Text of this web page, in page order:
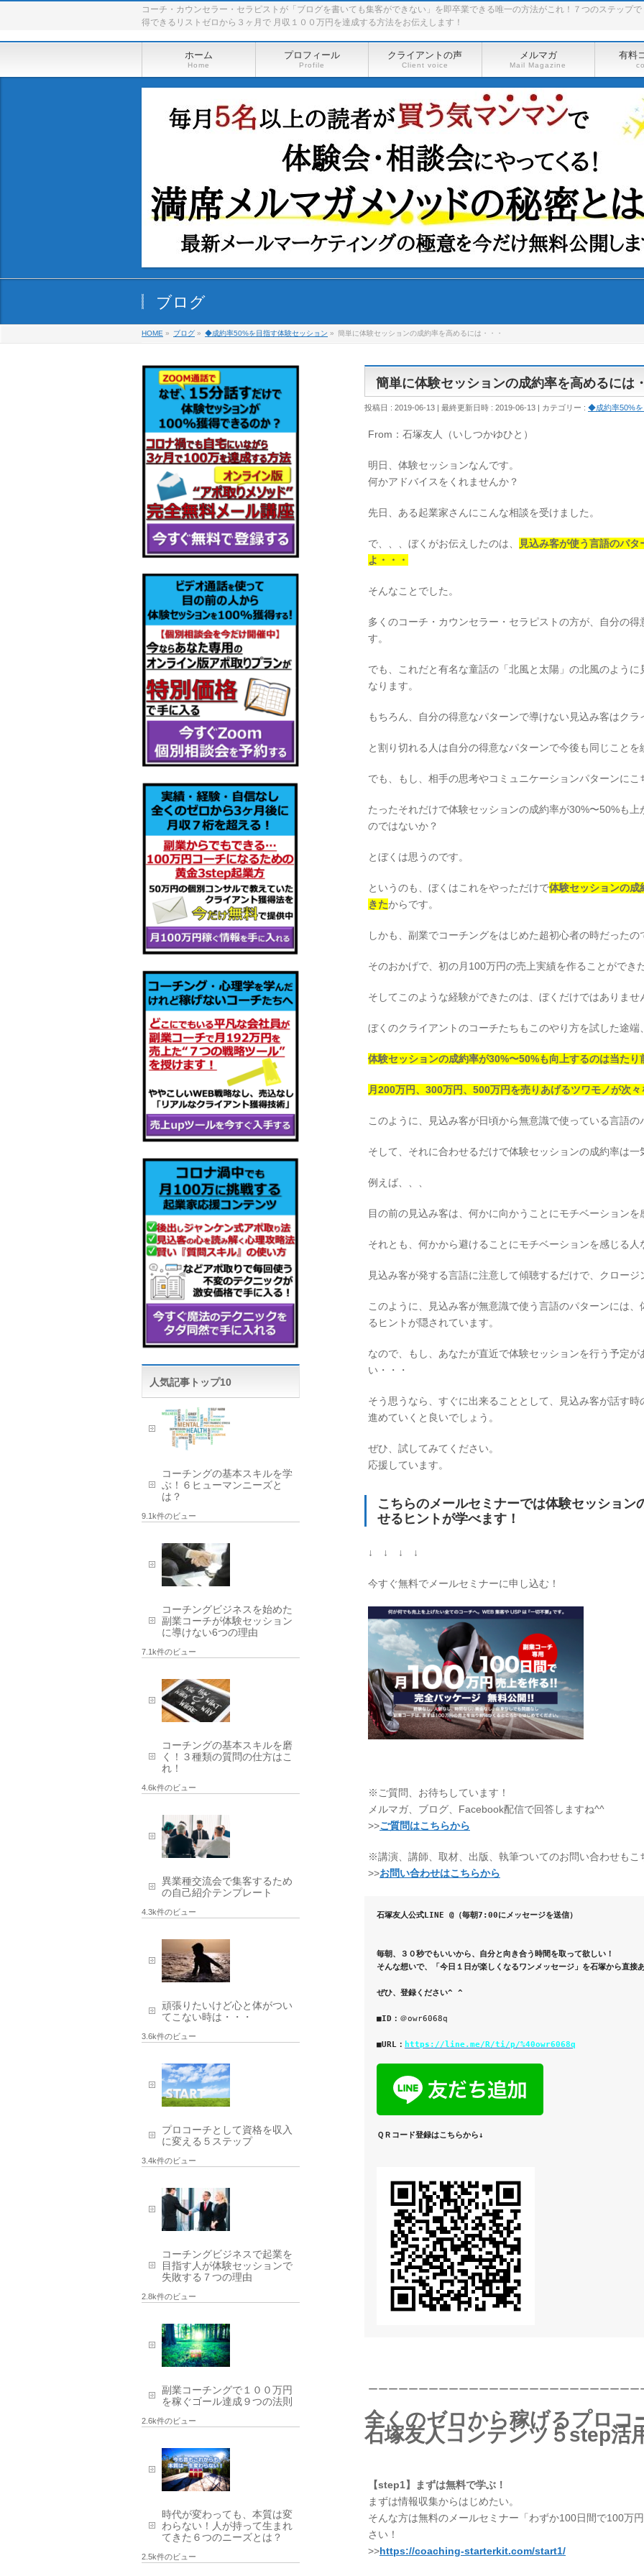
コーチ・カウンセラー・セラピストが「ブログを書いても集客ができない」を即卒業できる唯一の方法がこれ！７つのステップ
得できるリストゼロから３ヶ月で 月収１００万円を達成する方法をお伝えします！
ホーム
Home
プロフィール
Profile
クライアントの声
Client voice
メルマガ
Mail Magazine
有料
ブログ
HOME » ブログ » ◆成約率50%を目指す体験セッション » 簡単に体験セッションの成約率を高めるには・・・
簡単に体験セッションの成約率を高めるには
投稿日 : 2019-06-13 最終更新日時 : 2019-06-13 カテゴリー : ◆成約率50%を
From：石塚友人（いしつかゆひと）
明日、体験セッションなんです。
何かアドバイスをくれませんか？
先日、ある起業家さんにこんな相談を受けました。
で、、、ぼくがお伝えしたのは、
見込み客が使う言語のパ
よ・・・
そんなことでした。
多くのコーチ・カウンセラー・セラピストの方が、自分の
す。
でも、これだと有名な童話の「北風と太陽」の北風のように
なります。
もちろん、自分の得意なパターンで導けない見込み客はクラ
と割り切れる人は自分の得意なパターンで今後も同じことを
でも、もし、相手の思考やコミュニケーションパターンにこ
たったそれだけで体験セッションの成約率が30%〜50%も
のではないか？
とぼくは思うのです。
というのも、ぼくはこれをやっただけで体験セッションの成
きたからです。
しかも、副業でコーチングをはじめた超初心者の時だったの
そのおかげで、初の月100万円の売上実績を作ることができ
そしてこのような経験ができたのは、ぼくだけではありませ
ぼくのクライアントのコーチたちもこのやり方を試した途端
体験セッションの成約率が30%〜50%も向上するのは当たり
月200万円、300万円、500万円を売りあげるツワモノが次
このように、見込み客が日頃から無意識で使っている言語の
そして、それに合わせるだけで体験セッションの成約率は一
例えば、、、
目の前の見込み客は、何かに向かうことにモチベーションを
それとも、何かから避けることにモチベーションを感じる人
見込み客が発する言語に注意して傾聴するだけで、クロージ
このように、見込み客が無意識で使う言語のパターンには
るヒントが隠されています。
なので、もし、あなたが直近で体験セッションを行う予定
い・・・
そう思うなら、すぐに出来ることとして、見込み客が話す
進めていくと良いでしょう。
ぜひ、試してみてください。
応援しています。
こちらのメールセミナーでは体験セッション
せるヒントが学べます！
↓ ↓ ↓ ↓
今すぐ無料でメールセミナーに申し込む！
※ご質問、お待ちしています！
メルマガ、ブログ、Facebook配信で回答しますね^^
>>ご質問はこちらから
※講演、講師、取材、出版、執筆ついてのお問い合わせもこ
>>お問い合わせはこちらから
石塚友人公式LINE @ （毎朝7:00にメッセージを送信）
そんな想いで、「今日１日が楽しくなるワンメッセージ」を石塚から直接
ぜひ、登録ください^ ^
■ID： ＠owr6068q
■URL： https://line.me/R/ti/p/%40owr6068q
ＱＲコード登録はこちらから↓
ーーーーーーーーーーーーーーーーーーーーーーーーーーー
全くのゼロから稼げるプロコ
石塚友人コンテンツ５step活
【step1】まずは無料で学ぶ！
まずは情報収集からはじめたい。
そんな方は無料のメールセミナー「わずか100日間で100万
さい！
>>https://coaching-starterkit.com/start1/
人気記事トップ10
コーチングの基本スキルを学
ぶ！６ヒューマンニーズと
は？
9.1k件のビュー
コーチングビジネスを始めた
副業コーチが体験セッション
に導けない6つの理由
7.1k件のビュー
コーチングの基本スキルを磨
く！３種類の質問の仕方はこ
れ！
4.6k件のビュー
異業種交流会で集客するため
の自己紹介テンプレート
4.3k件のビュー
頑張りたいけど心と体がつい
てこない時は・・・
3.6k件のビュー
プロコーチとして資格を収入
に変える５ステップ
3.4k件のビュー
コーチングビジネスで起業を
目指す人が体験セッションで
失敗する７つの理由
2.8k件のビュー
副業コーチングで１００万円
を稼ぐゴール達成９つの法則
2.6k件のビュー
時代が変わっても、本質は変
わらない！人が持って生まれ
てきた６つのニーズとは？
2.5k件のビュー